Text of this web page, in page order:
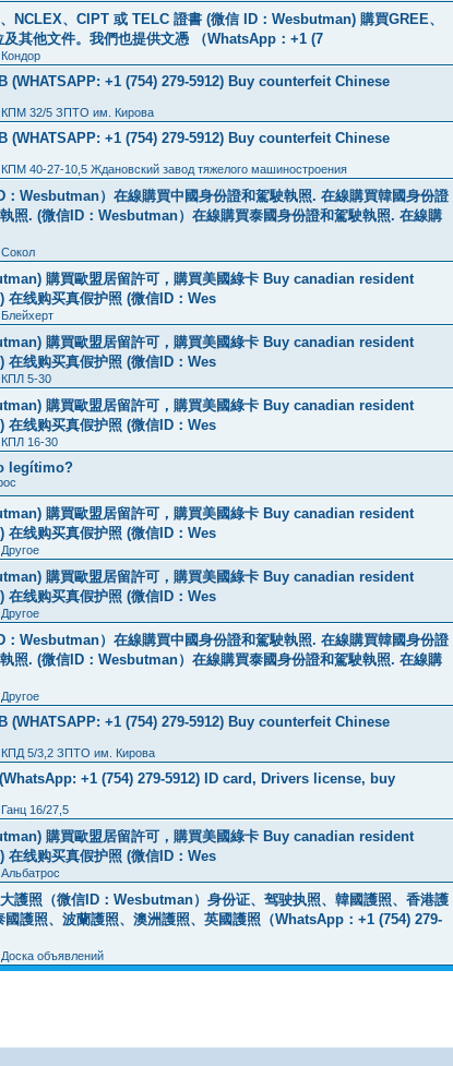
NCLEX、CIPT 或 TELC 證書 (微信 ID：Wesbutman) 購買GREE、
其他文件。我們也提供文憑 （WhatsApp：+1 (7
Кондор
(WHATSAPP: +1 (754) 279-5912) Buy counterfeit Chinese
КПМ 32/5 ЗПТО им. Кирова
(WHATSAPP: +1 (754) 279-5912) Buy counterfeit Chinese
КПМ 40-27-10,5 Ждановский завод тяжелого машиностроения
Wesbutman）在線購買中國身份證和駕駛執照. 在線購買韓國身份證
照. (微信ID：Wesbutman）在線購買泰國身份證和駕駛執照. 在線購
Сокол
購買歐盟居留許可，購買美國綠卡 Buy canadian resident
线购买真假护照 (微信ID：Wes
Блейхерт
購買歐盟居留許可，購買美國綠卡 Buy canadian resident
线购买真假护照 (微信ID：Wes
КПЛ 5-30
購買歐盟居留許可，購買美國綠卡 Buy canadian resident
线购买真假护照 (微信ID：Wes
КПЛ 16-30
legítimo?
購買歐盟居留許可，購買美國綠卡 Buy canadian resident
线购买真假护照 (微信ID：Wes
Другое
購買歐盟居留許可，購買美國綠卡 Buy canadian resident
线购买真假护照 (微信ID：Wes
Другое
Wesbutman）在線購買中國身份證和駕駛執照. 在線購買韓國身份證
照. (微信ID：Wesbutman）在線購買泰國身份證和駕駛執照. 在線購
Другое
(WHATSAPP: +1 (754) 279-5912) Buy counterfeit Chinese
КПД 5/3,2 ЗПТО им. Кирова
+1 (754) 279-5912) ID card, Drivers license, buy
Ганц 16/27,5
購買歐盟居留許可，購買美國綠卡 Buy canadian resident
线购买真假护照 (微信ID：Wes
Альбатрос
護照（微信ID：Wesbutman）身份证、驾驶执照、韓國護照、香港護
護照、波蘭護照、澳洲護照、英國護照（WhatsApp：+1 (754) 279-
Доска объявлений